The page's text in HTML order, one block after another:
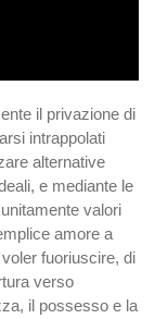
il privazione di
intrappolati
alternative
e mediante le
valori
amore a
fuoriuscire, di
verso
il possesso e la